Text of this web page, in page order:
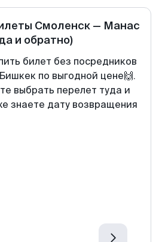
Смоленск— Манас
и обратно)
билет без посредников
по выгодной цене🙌.
выбрать перелет туда и
знаете дату возвращения